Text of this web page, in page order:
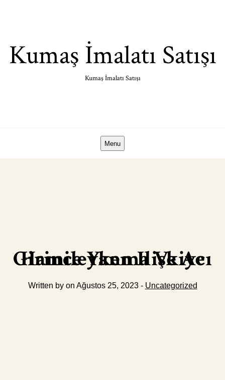
Kumaş İmalatı Satışı
Kumaş İmalatı Satışı
Menu
Hamileyken Ilişkiye Girince Yanma Ve Acı
Written by on Ağustos 25, 2023 - Uncategorized